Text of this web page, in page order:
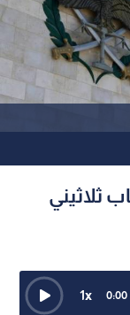
ثلاثيني
0:00
1x